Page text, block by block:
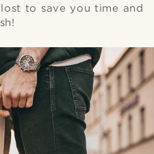
to save you time and